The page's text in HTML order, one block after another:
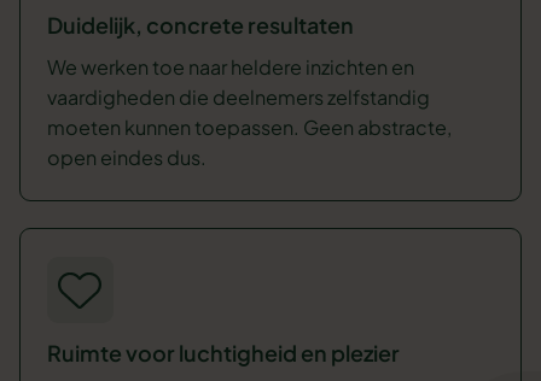
Duidelijk, concrete resultaten
We werken toe naar heldere inzichten en
vaardigheden die deelnemers zelfstandig
moeten kunnen toepassen. Geen abstracte,
open eindes dus.
Ruimte voor luchtigheid en plezier